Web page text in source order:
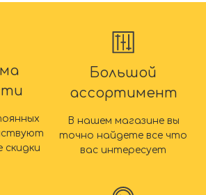
скидки
Большой
ассортимент
В нашем магазине вы
точно найдете все что
вас интересует